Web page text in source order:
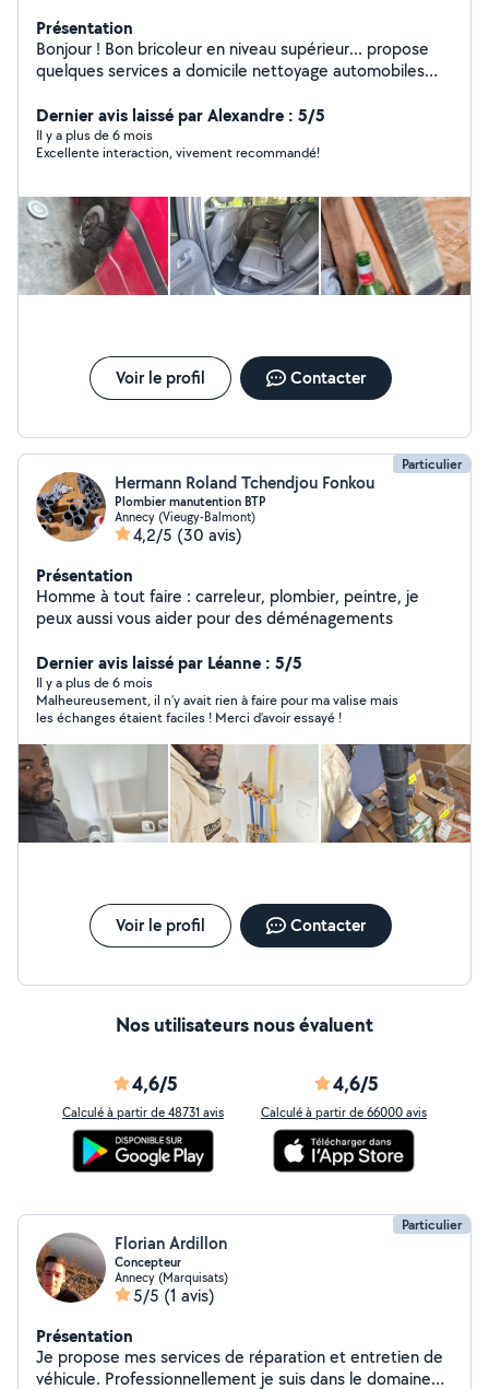
Présentation
Bonjour ! Bon bricoleur en niveau supérieur... propose
quelques services a domicile nettoyage automobiles
petit réparation véhicule...! Et plus mais avoir....vous
pouvez me contacter au 0777655497
Dernier avis laissé par Alexandre : 5/5
Il y a plus de 6 mois
Excellente interaction, vivement recommandé!
Voir le profil Contacter
Particulier
Hermann Roland Tchendjou Fonkou
Plombier manutention BTP
Annecy (Vieugy-Balmont)
4,2/5 (30 avis)
Présentation
Homme à tout faire : carreleur, plombier, peintre, je
peux aussi vous aider pour des déménagements
Dernier avis laissé par Léanne : 5/5
Il y a plus de 6 mois
Malheureusement, il n’y avait rien à faire pour ma valise mais
les échanges étaient faciles ! Merci d’avoir essayé !
Voir le profil Contacter
Nos utilisateurs nous évaluent
4,6/5
Calculé à partir de 48731 avis
4,6/5
Calculé à partir de 66000 avis
Particulier
Florian Ardillon
Concepteur
Annecy (Marquisats)
5/5 (1 avis)
Présentation
Je propose mes services de réparation et entretien de
véhicule. Professionnellement je suis dans le domaine